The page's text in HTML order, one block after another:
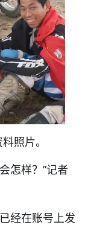
照片。
怎样？”记者
经在账号上发